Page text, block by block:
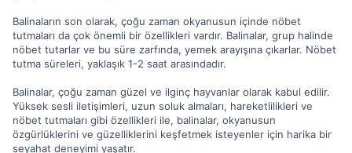
Balinaların son olarak, çoğu zaman okyanusun içinde nöbet
tutmaları da çok önemli bir özellikleri vardır. Balinalar, grup halinde
nöbet tutarlar ve bu süre zarfında, yemek arayışına çıkarlar. Nöbet
tutma süreleri, yaklaşık 1-2 saat arasındadır.
Balinalar, çoğu zaman güzel ve ilginç hayvanlar olarak kabul edilir.
Yüksek sesli iletişimleri, uzun soluk almaları, hareketlilikleri ve
nöbet tutmaları gibi özellikleri ile, balinalar, okyanusun
özgürlüklerini ve güzelliklerini keşfetmek isteyenler için harika bir
seyahat deneyimi yaşatır.